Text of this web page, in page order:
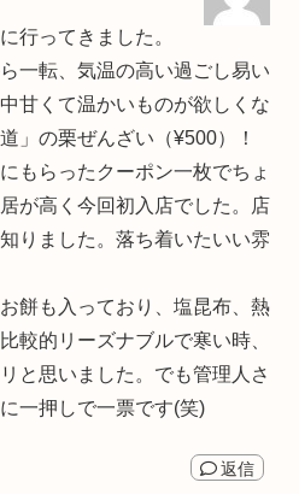
行ってきました。
一転、気温の高い過ごし易い
甘くて温かいものが欲しくな
」の栗ぜんざい（¥500）！
もらったクーポン一枚でちょ
が高く今回初入店でした。店
りました。落ち着いたいい雰
餅も入っており、塩昆布、熱
較的リーズナブルで寒い時、
と思いました。でも管理人さ
一押しで一票です(笑)
返信